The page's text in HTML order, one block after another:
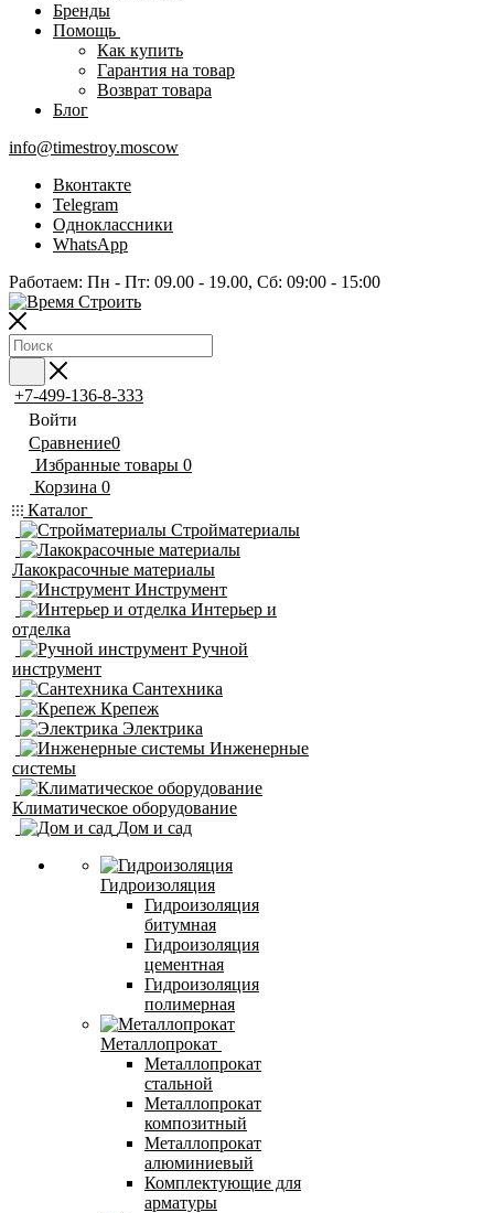
Бренды
Помощь
Как купить
Гарантия на товар
Возврат товара
Блог
info@timestroy.moscow
Вконтакте
Telegram
Одноклассники
WhatsApp
Работаем: Пн - Пт: 09.00 - 19.00, Сб: 09:00 - 15:00
+7-499-136-8-333
Войти
Сравнение0
Избранные товары 0
Корзина 0
Каталог
Стройматериалы
Лакокрасочные материалы
Инструмент
Интерьер и
отделка
Ручной
инструмент
Сантехника
Крепеж
Электрика
Инженерные
системы
Климатическое оборудование
Дом и сад
Гидроизоляция
Гидроизоляция
битумная
Гидроизоляция
цементная
Гидроизоляция
полимерная
Металлопрокат
Металлопрокат
стальной
Металлопрокат
композитный
Металлопрокат
алюминиевый
Комплектующие для
арматуры